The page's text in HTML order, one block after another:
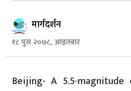
मार्गदर्शन
१८ पुस २०७८, आइतबार
Beijing- A 5.5-